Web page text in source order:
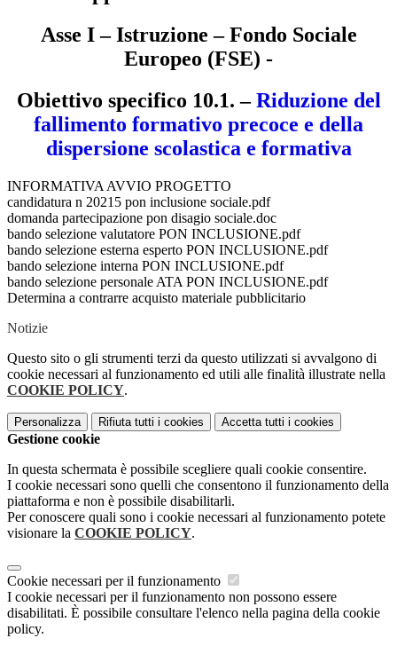
Asse I – Istruzione – Fondo Sociale
Europeo (FSE) -
Obiettivo specifico 10.1. –Riduzione del
fallimento formativo precoce e della
dispersione scolastica e formativa
INFORMATIVA AVVIO PROGETTO
candidatura n 20215 pon inclusione sociale.pdf
domanda partecipazione pon disagio sociale.doc
bando selezione valutatore PON INCLUSIONE.pdf
bando selezione esterna esperto PON INCLUSIONE.pdf
bando selezione interna PON INCLUSIONE.pdf
bando selezione personale ATA PON INCLUSIONE.pdf
Determina a contrarre acquisto materiale pubblicitario
Notizie
Questo sito o gli strumenti terzi da questo utilizzati si avvalgono di
cookie necessari al funzionamento ed utili alle finalità illustrate nella
COOKIE POLICY.
Personalizza Rifiuta tutti i cookies Accetta tutti i cookies
Gestione cookie
In questa schermata è possibile scegliere quali cookie consentire.
I cookie necessari sono quelli che consentono il funzionamento della
piattaforma e non è possibile disabilitarli.
Per conoscere quali sono i cookie necessari al funzionamento potete
visionare la COOKIE POLICY.
Cookie necessari per il funzionamento
I cookie necessari per il funzionamento non possono essere
disabilitati. È possibile consultare l'elenco nella pagina della cookie
policy.